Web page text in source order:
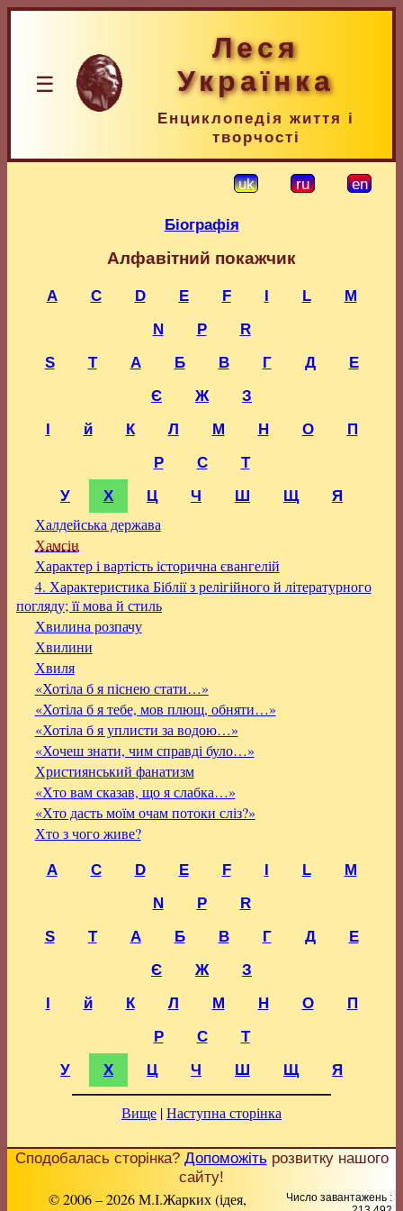
☰
Леся
Українка
Енциклопедія життя і
творчості
uk ru en
Біографія
Алфавітний покажчик
A C D E F I L
M
N
P
R
S
T А Б В Г Д
Е
Є
Ж
З
І
й К Л М Н О
П
Р
С
Т
У
Х Ц Ч Ш Щ Я
Халдейська держава
Хамсін
Характер і вартість історична євангелій
4. Характеристика Біблії з релігійного й літературного
погляду; її мова й стиль
Хвилина розпачу
Хвилини
Хвиля
«Хотіла б я піснею стати…»
«Хотіла б я тебе, мов плющ, обняти…»
«Хотіла б я уплисти за водою…»
«Хочеш знати, чим справді було…»
Християнський фанатизм
«Хто вам сказав, що я слабка…»
«Хто дасть моїм очам потоки сліз?»
Хто з чого живе?
A C D E F I L
M
N
P
R
S
T А Б В Г Д
Е
Є
Ж
З
І
й К Л М Н О
П
Р
С
Т
У
Х Ц Ч Ш Щ Я
Вище |Наступна сторінка
Сподобалась сторінка? Допоможітьрозвитку нашого
сайту!
© 2006 – 2026 М.І.Жарких (ідея,
Число завантажень :